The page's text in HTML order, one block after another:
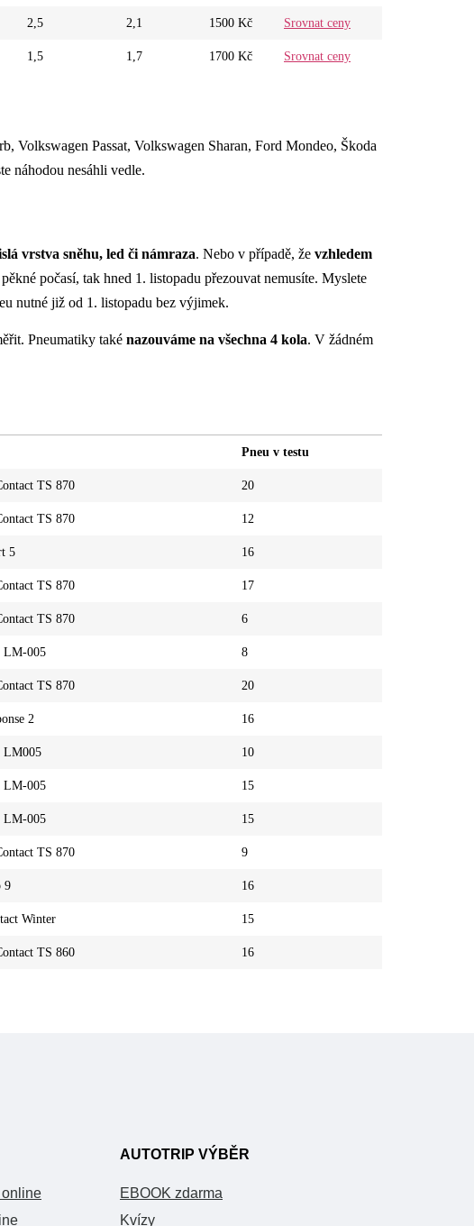
2,5 2,1 1500 Kč Srovnat ceny
1,5 1,7 1700 Kč Srovnat ceny
Volkswagen Passat, Volkswagen Sharan, Ford Mondeo, Škoda
náhodou nesáhli vedle.
vrstva sněhu, led či námraza. Nebo v případě, že vzhledem
počasí, tak hned 1. listopadu přezouvat nemusíte. Myslete
nutné již od 1. listopadu bez výjimek.
Pneumatiky také nazouváme na všechna 4 kola. V žádném
Pneu v testu
TS 870 20
TS 870 12
5 16
TS 870 17
TS 870 6
LM-005 8
TS 870 20
2 16
LM005 10
LM-005 15
LM-005 15
TS 870 9
9 16
Winter 15
TS 860 16
AUTOTRIP VÝBĚR
EBOOK zdarma
Kvízy